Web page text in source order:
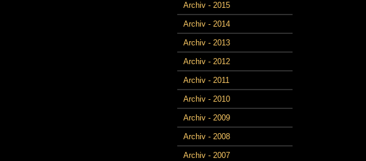
Archiv - 2015
Archiv - 2014
Archiv - 2013
Archiv - 2012
Archiv - 2011
Archiv - 2010
Archiv - 2009
Archiv - 2008
Archiv - 2007